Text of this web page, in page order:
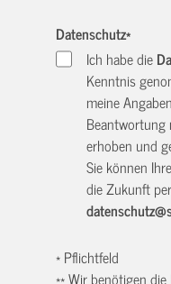
Datenschutz*
Ich habe die
Kenntnis
meine
Beantwortung
erhoben und
Sie können
die Zukunft
* Pflichtfeld
** Wir benötigen